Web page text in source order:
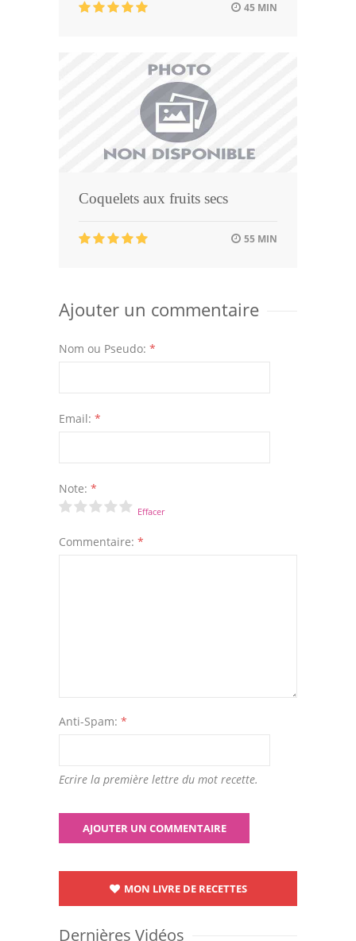
45 MIN
Coquelets aux fruits secs
55 MIN
Ajouter un commentaire
Nom ou Pseudo: *
Email: *
Note: *
Effacer
Commentaire: *
Anti-Spam: *
Ecrire la première lettre du mot recette.
MON LIVRE DE RECETTES
Dernières Vidéos